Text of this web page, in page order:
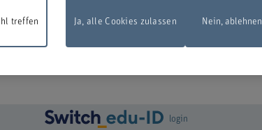
direkt bei Switch erstellen.
login
Ja, alle Cookies zulassen
treffen Nein, ablehnen